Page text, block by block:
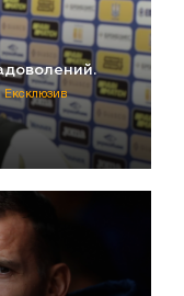
Ексклюзив